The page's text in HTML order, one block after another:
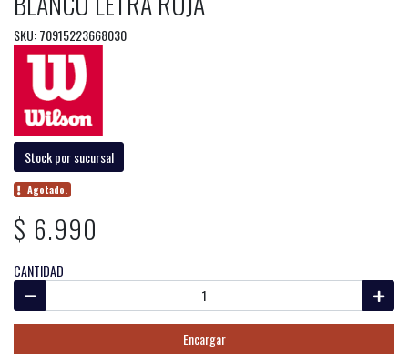
SKU: 70915223668030
Stock por sucursal
Agotado.
$ 6.990
CANTIDAD
Encargar